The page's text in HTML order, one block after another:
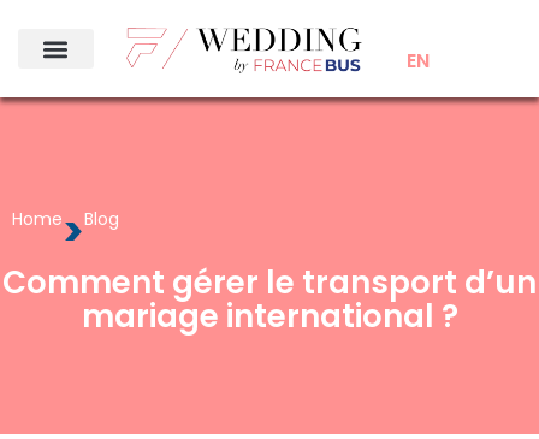
EN
Home>Blog
Comment gérer le transport d’un
mariage international ?